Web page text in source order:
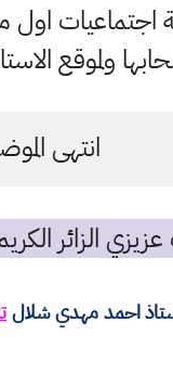
اجتماعيات اول
ولموقع
انتهى
الزائر
احمد مهدي شلال